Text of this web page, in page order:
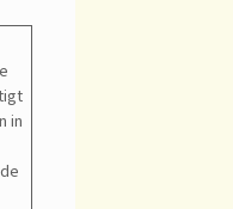
in